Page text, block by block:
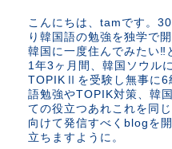
こんにちは、tamです。
り韓国語の勉強を独学で
韓国に一度住んでみたい‼︎
1年3ヶ月間、韓国ソウル
TOPIKⅡを受験し無事に6
語勉強やTOPIK対策、韓
ての役立つあれこれを同
向けて発信すべくblogを
立ちますように。